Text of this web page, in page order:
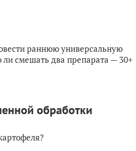
раннюю универсальную
ли смешать два препарата — 30+
обработки